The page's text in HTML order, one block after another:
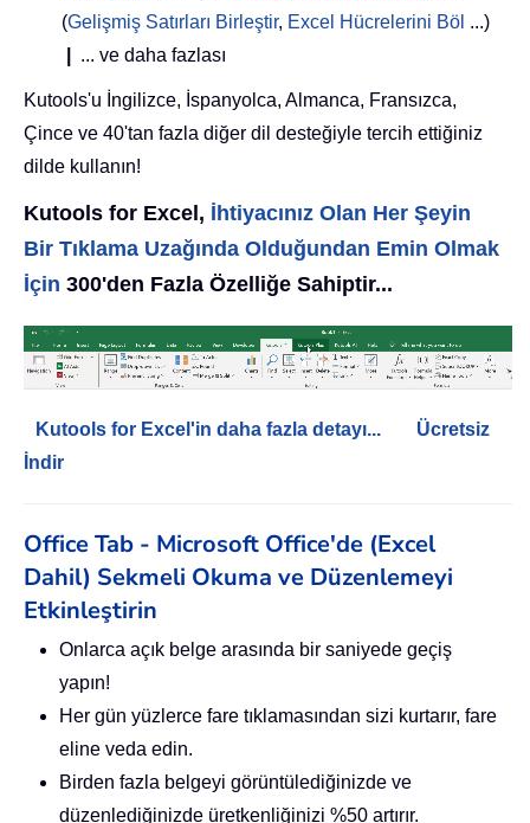
(Gelişmiş Satırları Birleştir, Excel Hücrelerini Böl ...)
... ve daha fazlası
Kutools'u İngilizce, İspanyolca, Almanca, Fransızca,
Çince ve 40'tan fazla diğer dil desteğiyle tercih ettiğiniz
dilde kullanın!
Kutools for Excel, İhtiyacınız Olan Her Şeyin
Bir Tıklama Uzağında Olduğundan Emin Olmak
İçin 300'den Fazla Özelliğe Sahiptir...
Kutools for Excel'in daha fazla detayı...
Ücretsiz
İndir
Office Tab - Microsoft Office'de (Excel
Dahil) Sekmeli Okuma ve Düzenlemeyi
Etkinleştirin
Onlarca açık belge arasında bir saniyede geçiş
yapın!
Her gün yüzlerce fare tıklamasından sizi kurtarır, fare
eline veda edin.
Birden fazla belgeyi görüntülediğinizde ve
düzenlediğinizde üretkenliğinizi %50 artırır.